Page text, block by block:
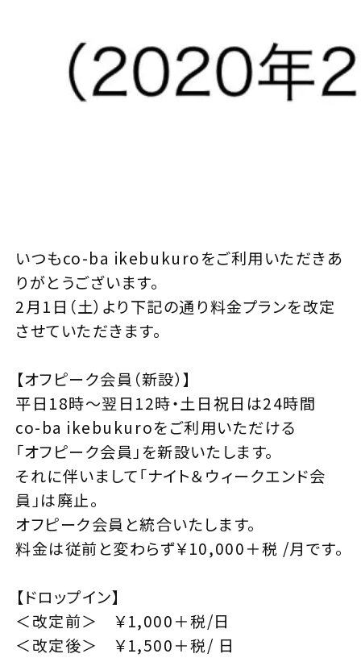
いつもco-ba ikebukuroをご利用いただきあ
りがとうございます。
2月1日（土）より下記の通り料金プランを改定
させていただきます。
【オフピーク会員（新設）】
平日18時〜翌日12時・土日祝日は24時間
co-ba ikebukuroをご利用いただける
「オフピーク会員」を新設いたします。
それに伴いまして「ナイト＆ウィークエンド会
員」は廃止。
オフピーク会員と統合いたします。
料金は従前と変わらず￥10,000＋税 /月です。
【ドロップイン】
＜改定前＞ ￥1,000＋税/日
＜改定後＞ ￥1,500＋税/ 日